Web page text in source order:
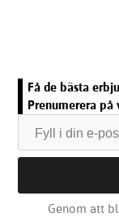
Få de bästa
Prenumerera på
Genom att